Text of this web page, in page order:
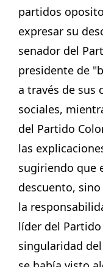
partidos
expresar su
senador del
presidente de
a través de sus
sociales,
del Partido
las
sugiriendo que
descuento,
la
líder del
singularidad